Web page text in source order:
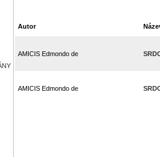
Autor
AMICIS Edmondo de
AMICIS Edmondo de